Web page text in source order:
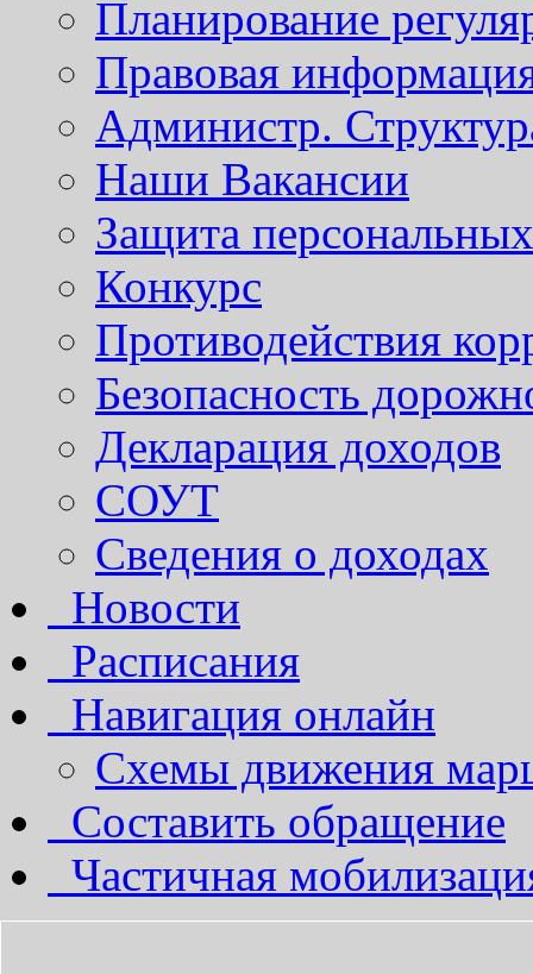
Планирование
Правовая
Администр.
Наши Вакансии
Защита
Конкурс
Противодействия
Безопасность
Декларация доходов
СОУТ
Сведения о доходах
Новости
Расписания
Навигация онлайн
Схемы движения
Составить обращение
Частичная